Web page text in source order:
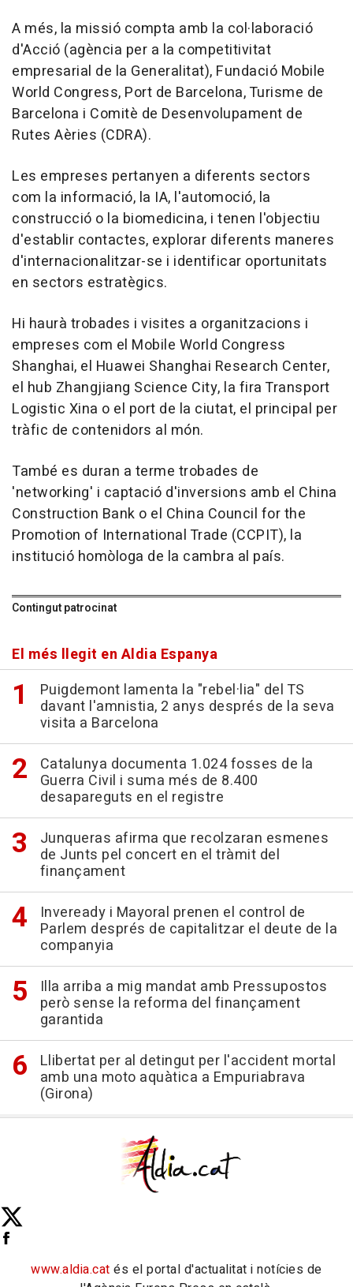
A més, la missió compta amb la col·laboració
d'Acció (agència per a la competitivitat
empresarial de la Generalitat), Fundació Mobile
World Congress, Port de Barcelona, Turisme de
Barcelona i Comitè de Desenvolupament de
Rutes Aèries (CDRA).
Les empreses pertanyen a diferents sectors
com la informació, la IA, l'automoció, la
construcció o la biomedicina, i tenen l'objectiu
d'establir contactes, explorar diferents maneres
d'internacionalitzar-se i identificar oportunitats
en sectors estratègics.
Hi haurà trobades i visites a organitzacions i
empreses com el Mobile World Congress
Shanghai, el Huawei Shanghai Research Center,
el hub Zhangjiang Science City, la fira Transport
Logistic Xina o el port de la ciutat, el principal per
tràfic de contenidors al món.
També es duran a terme trobades de
'networking' i captació d'inversions amb el China
Construction Bank o el China Council for the
Promotion of International Trade (CCPIT), la
institució homòloga de la cambra al país.
Contingut patrocinat
El més llegit en Aldia Espanya
Puigdemont lamenta la "rebel·lia" del TS
davant l'amnistia, 2 anys després de la seva
visita a Barcelona
Catalunya documenta 1.024 fosses de la
Guerra Civil i suma més de 8.400
desapareguts en el registre
Junqueras afirma que recolzaran esmenes
de Junts pel concert en el tràmit del
finançament
Inveready i Mayoral prenen el control de
Parlem després de capitalitzar el deute de la
companyia
Illa arriba a mig mandat amb Pressupostos
però sense la reforma del finançament
garantida
Llibertat per al detingut per l'accident mortal
amb una moto aquàtica a Empuriabrava
(Girona)
www.aldia.cat és el portal d'actualitat i notícies de